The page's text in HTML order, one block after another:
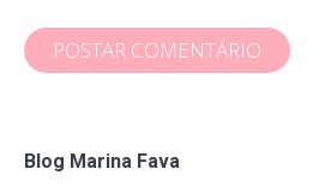
POSTAR COMENTÁRIO
Blog Marina Fava